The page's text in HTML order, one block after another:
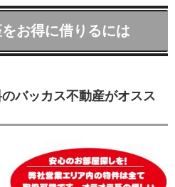
お得に借りるには
のバッカス不動産がオスス